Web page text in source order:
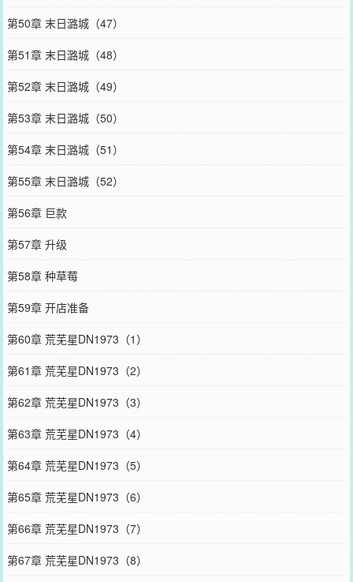
第50章 末日潞城（47）
第51章 末日潞城（48）
第52章 末日潞城（49）
第53章 末日潞城（50）
第54章 末日潞城（51）
第55章 末日潞城（52）
第56章 巨款
第57章 升级
第58章 种草莓
第59章 开店准备
第60章 荒芜星DN1973（1）
第61章 荒芜星DN1973（2）
第62章 荒芜星DN1973（3）
第63章 荒芜星DN1973（4）
第64章 荒芜星DN1973（5）
第65章 荒芜星DN1973（6）
第66章 荒芜星DN1973（7）
第67章 荒芜星DN1973（8）